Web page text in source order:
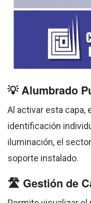
💡 Alumbrado
Al activar esta capa,
identificación
iluminación, el
soporte instalado.
🛣️ Gestión de